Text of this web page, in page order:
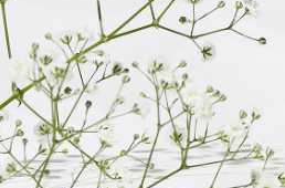
商品一覧
取扱ご検討サロ
お取扱サロ